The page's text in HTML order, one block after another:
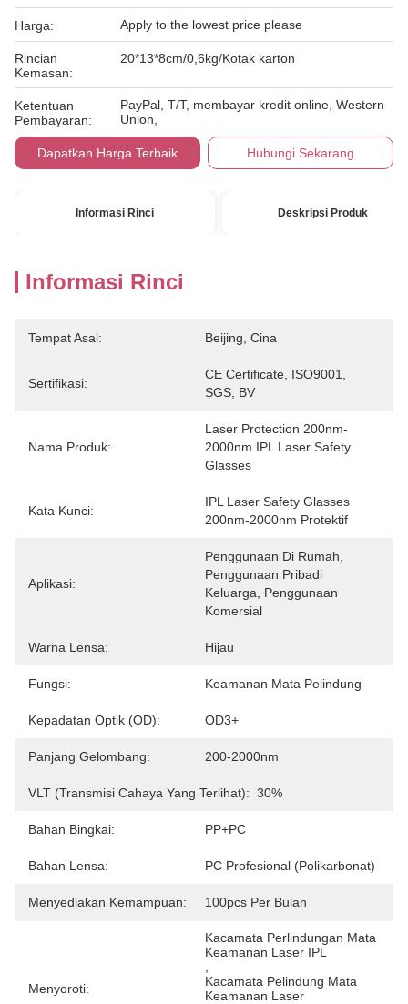
Harga: Apply to the lowest price please
Rincian
Kemasan:
20*13*8cm/0,6kg/Kotak karton
Ketentuan
Pembayaran:
PayPal, T/T, membayar kredit online, Western
Union,
Dapatkan Harga Terbaik Hubungi Sekarang
Informasi Rinci Deskripsi Produk
Informasi Rinci
Tempat Asal: Beijing, Cina
Sertifikasi:
CE Certificate, ISO9001,
SGS, BV
Nama Produk:
Laser Protection 200nm-
2000nm IPL Laser Safety
Glasses
Kata Kunci:
IPL Laser Safety Glasses
200nm-2000nm Protektif
Aplikasi:
Penggunaan Di Rumah,
Penggunaan Pribadi
Keluarga, Penggunaan
Komersial
Warna Lensa: Hijau
Fungsi: Keamanan Mata Pelindung
Kepadatan Optik (OD): OD3+
Panjang Gelombang: 200-2000nm
VLT (transmisi Cahaya Yang Terlihat): 30%
Bahan Bingkai: PP+PC
Bahan Lensa: PC Profesional (polikarbonat)
Menyediakan Kemampuan: 100pcs Per Bulan
Menyoroti:
Kacamata Perlindungan Mata
Keamanan Laser IPL
Kacamata Pelindung Mata
Keamanan Laser